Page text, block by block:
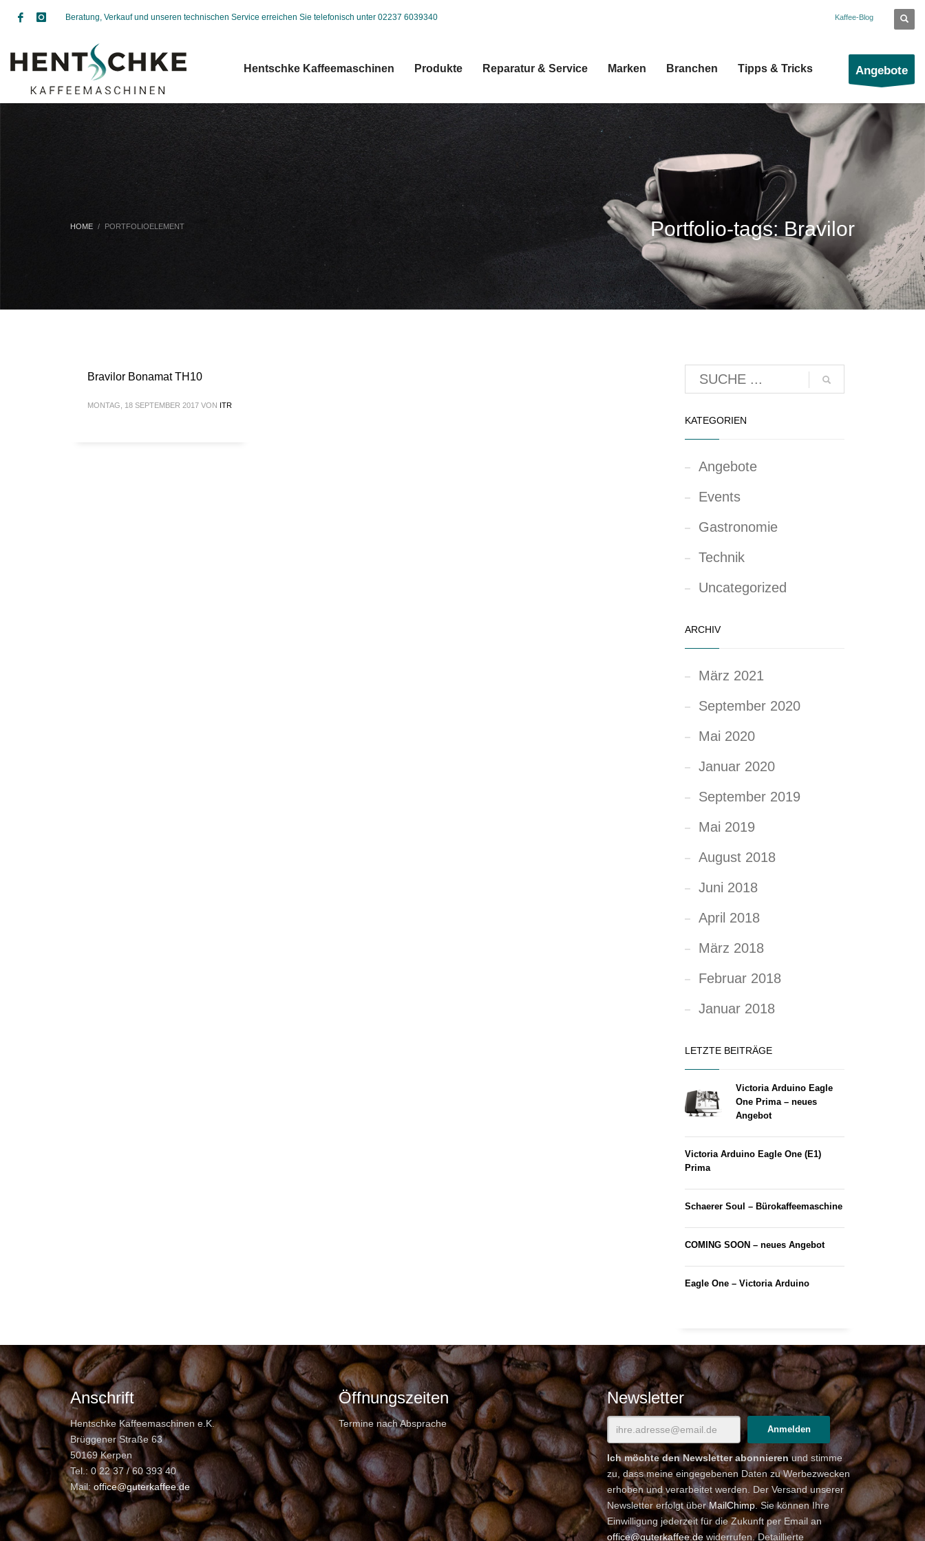
Beratung, Verkauf und unseren technischen Service erreichen Sie telefonisch unter 02237 6039340 Kaffee-Blog
Hentschke Kaffeemaschinen Produkte Reparatur & Service Marken Branchen Tipps & Tricks Angebote
HOME PORTFOLIOELEMENT Portfolio-tags: Bravilor
Bravilor Bonamat TH10
MONTAG, 18 SEPTEMBER 2017 VON ITR
KATEGORIEN
Angebote
Events
Gastronomie
Technik
Uncategorized
ARCHIV
März 2021
September 2020
Mai 2020
Januar 2020
September 2019
Mai 2019
August 2018
Juni 2018
April 2018
März 2018
Februar 2018
Januar 2018
LETZTE BEITRÄGE
Victoria Arduino Eagle
One Prima – neues
Angebot
Victoria Arduino Eagle One (E1)
Prima
Schaerer Soul – Bürokaffeemaschine
COMING SOON – neues Angebot
Eagle One – Victoria Arduino
Anschrift
Hentschke Kaffeemaschinen e.K.
Brüggener Straße 63
50169 Kerpen
Tel.: 0 22 37 / 60 393 40
Mail: office@guterkaffee.de
Öffnungszeiten
Termine nach Absprache
Newsletter
Ich möchte den Newsletter abonnierenund stimme
zu, dass meine eingegebenen Daten zu Werbezwecken
erhoben und verarbeitet werden. Der Versand unserer
Newsletter erfolgt überMailChimp. Sie können Ihre
Einwilligung jederzeit für die Zukunft per Email an
office@guterkaffee.de widerrufen. Detaillierte